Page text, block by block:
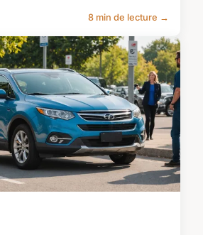
8 min de lecture →